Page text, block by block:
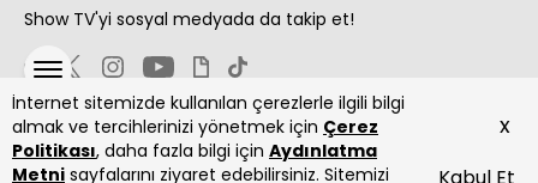
İnternet sitemizde kullanılan çerezlerle ilgili bilgi
almak ve tercihlerinizi yönetmek için Çerez
Politikası, daha fazla bilgi için Aydınlatma
Metni sayfalarını ziyaret edebilirsiniz. Sitemizi
x
Show TV'yi sosyal medyada da takip et!